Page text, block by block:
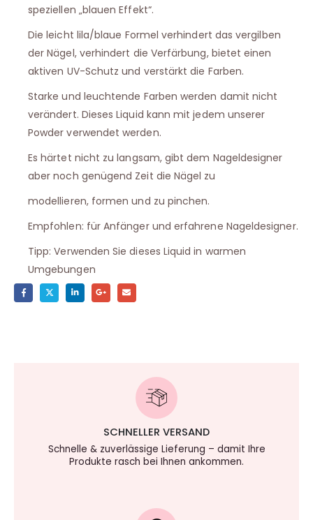
speziellen „blauen Effekt“.
Die leicht lila/blaue Formel verhindert das vergilben
der Nägel, verhindert die Verfärbung, bietet einen
aktiven UV-Schutz und verstärkt die Farben.
Starke und leuchtende Farben werden damit nicht
verändert. Dieses Liquid kann mit jedem unserer
Powder verwendet werden.
Es härtet nicht zu langsam, gibt dem Nageldesigner
aber noch genügend Zeit die Nägel zu
modellieren, formen und zu pinchen.
Empfohlen: für Anfänger und erfahrene Nageldesigner.
Tipp: Verwenden Sie dieses Liquid in warmen
Umgebungen
SCHNELLER VERSAND
Schnelle & zuverlässige Lieferung – damit Ihre
Produkte rasch bei Ihnen ankommen.